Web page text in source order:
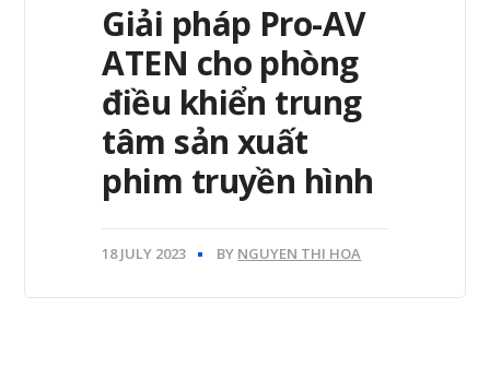
Giải pháp Pro-AV
ATEN cho phòng
điều khiển trung
tâm sản xuất
phim truyền hình
18 JULY 2023 BY NGUYEN THI HOA